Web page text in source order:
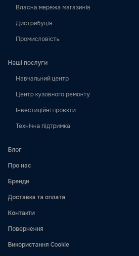
Власна мережа магазинів
Дистрибуція
Промисловість
Наші послуги
Навчальний центр
Центр кузовного ремонту
Інвестиційні проєкти
Технічна підтримка
Блог
Про нас
Бренди
Доставка та оплата
Контакти
Повернення
Використання Cookie